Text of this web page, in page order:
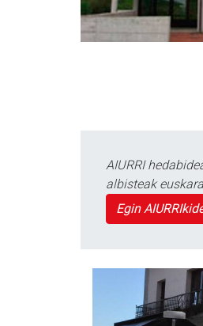
AIURRI
albisteak
Egin